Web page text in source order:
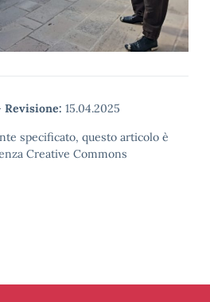
Revisione: 15.04.2025
specificato, questo articolo è
Creative Commons